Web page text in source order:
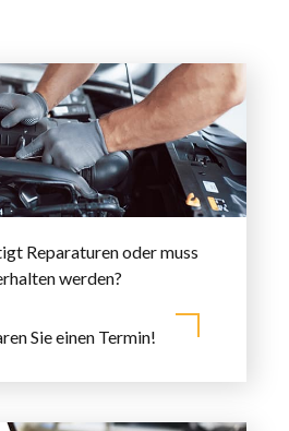
Reparaturen oder muss
werden?
Sie einen Termin!